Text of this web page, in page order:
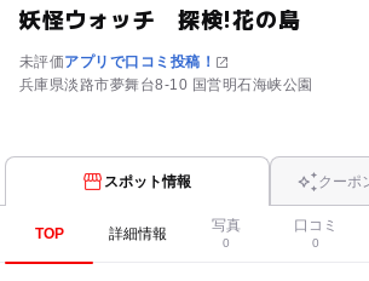
妖怪ウォッチ 探検!花の島
未評価アプリで口コミ投稿！
兵庫県淡路市夢舞台8-10 国営明石海峡公園
スポット情報 クーポ
TOP 詳細情報 写真
0
口コミ
0